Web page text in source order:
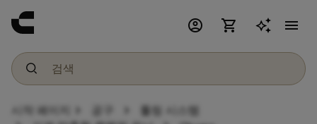
account_circle shopping_cart menu
chevron_right chevron_right 툴링 시스템